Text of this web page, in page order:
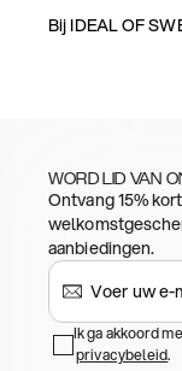
Bij IDEAL OF
WORD LID VAN
Ontvang 15%
aanbiedingen.
Ik ga akkoord
privacybeleid.